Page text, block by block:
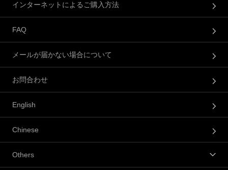
インターネットによるご購入方法
FAQ
メールが届かない場合について
お問合わせ
English
Chinese
Others